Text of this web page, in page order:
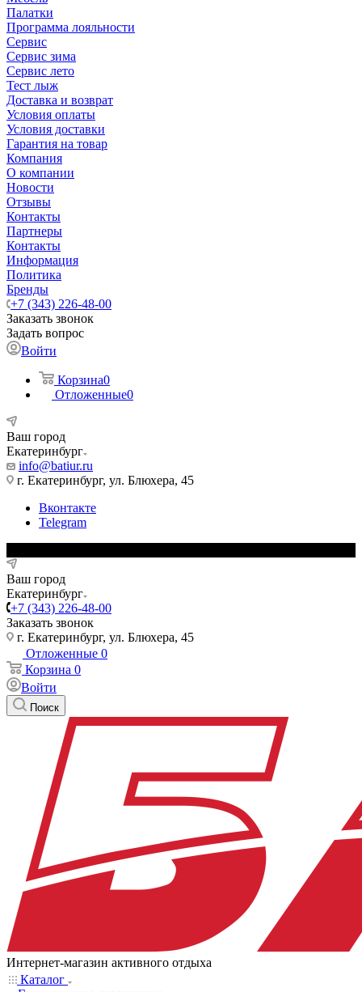
Палатки
Программа лояльности
Сервис
Сервис зима
Сервис лето
Тест лыж
Доставка и возврат
Условия оплаты
Условия доставки
Гарантия на товар
Компания
О компании
Новости
Отзывы
Контакты
Партнеры
Контакты
Информация
Политика
Бренды
+7 (343) 226-48-00
Заказать звонок
Задать вопрос
Войти
Корзина0
Отложенные0
Ваш город
Екатеринбург
info@batiur.ru
г. Екатеринбург, ул. Блюхера, 45
Вконтакте
Telegram
Ваш город
Екатеринбург
+7 (343) 226-48-00
Заказать звонок
г. Екатеринбург, ул. Блюхера, 45
Отложенные 0
Корзина 0
Войти
Поиск
Интернет-магазин активного отдыха
Каталог